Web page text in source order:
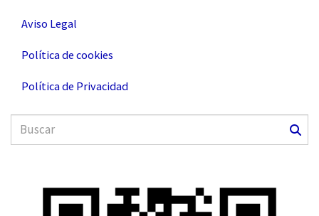
Aviso Legal
Política de cookies
Política de Privacidad